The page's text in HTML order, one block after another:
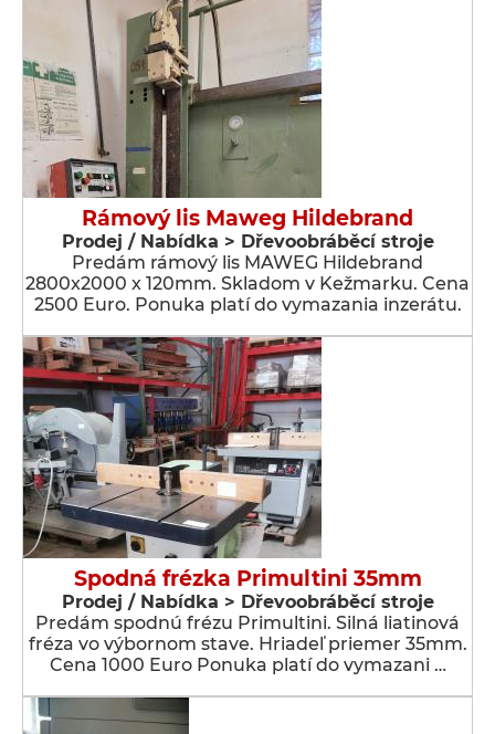
Rámový lis Maweg Hildebrand
Prodej / Nabídka > Dřevoobráběcí stroje
Predám rámový lis MAWEG Hildebrand
2800x2000 x 120mm. Skladom v Kežmarku. Cena
2500 Euro. Ponuka platí do vymazania inzerátu.
Spodná frézka Primultini 35mm
Prodej / Nabídka > Dřevoobráběcí stroje
Predám spodnú frézu Primultini. Silná liatinová
fréza vo výbornom stave. Hriadeľ priemer 35mm.
Cena 1000 Euro Ponuka platí do vymazani …